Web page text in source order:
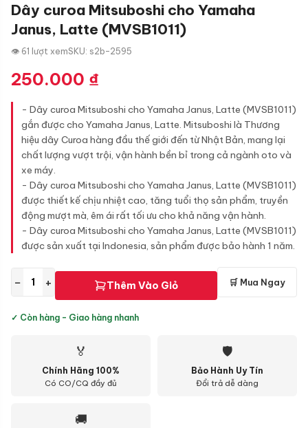
Dây curoa Mitsuboshi cho Yamaha
Janus, Latte (MVSB1011)
👁 61 lượt xemSKU: s2b-2595
250.000 ₫
- Dây curoa Mitsuboshi cho Yamaha Janus, Latte (MVSB1011)
gắn được cho Yamaha Janus, Latte. Mitsuboshi là Thương
hiệu dây Curoa hàng đầu thế giới đến từ Nhật Bản, mang lại
chất lượng vượt trội, vận hành bền bỉ trong cả ngành oto và
xe máy.
- Dây curoa Mitsuboshi cho Yamaha Janus, Latte (MVSB1011)
được thiết kế chịu nhiệt cao, tăng tuổi thọ sản phẩm, truyền
động mượt mà, êm ái rất tối ưu cho khả năng vận hành.
- Dây curoa Mitsuboshi cho Yamaha Janus, Latte (MVSB1011)
được sản xuất tại Indonesia, sản phẩm được bảo hành 1 năm.
− + Thêm Vào Giỏ 🛒 Mua Ngay
✓ Còn hàng - Giao hàng nhanh
🏅
Chính Hãng 100%
Có CO/CQ đầy đủ
🛡
Bảo Hành Uy Tín
Đổi trả dễ dàng
🚚